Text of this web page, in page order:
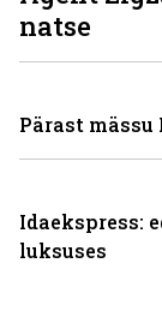
natse
Pärast
Idaekspress:
luksuses